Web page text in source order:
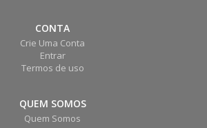
CONTA
Crie Uma Conta
Entrar
Termos de uso
QUEM SOMOS
Quem Somos